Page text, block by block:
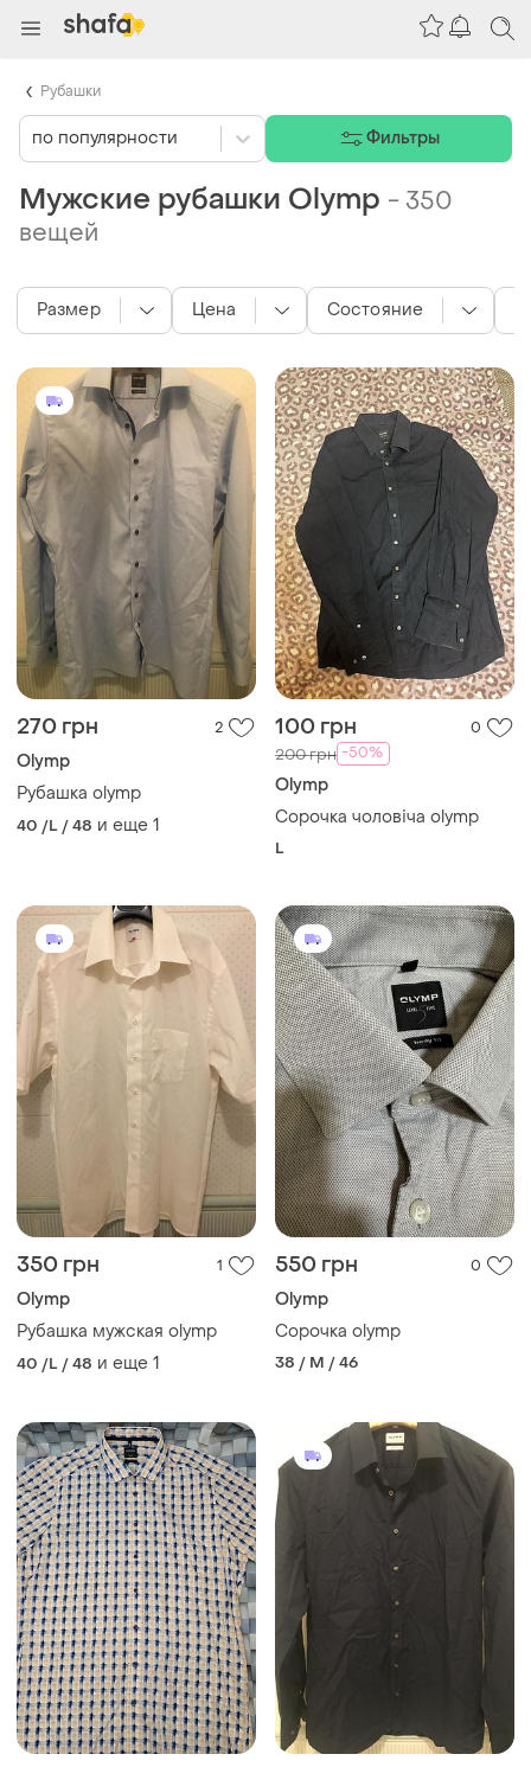
Мужские рубашки Olymp - 350
вещей
270 грн 2
Olymp
Рубашка olymp
40 /L / 48 и еще 1
100 грн 0
200 грн -50%
Olymp
Сорочка чоловіча olymp
L
350 грн 1
Olymp
Рубашка мужская olymp
40 /L / 48 и еще 1
550 грн 0
Olymp
Сорочка olymp
38 / M / 46
Размер Цена Состояние
по популярности Фильтры
Рубашки